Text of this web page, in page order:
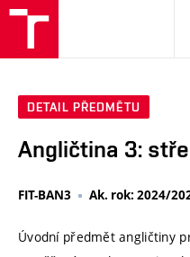
DETAIL PŘEDMĚTU
Angličtina 3:
FIT-BAN3 Ak. rok: 2024/
Úvodní předmět angličtiny